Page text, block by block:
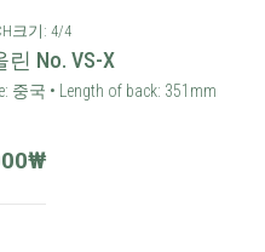
크기: 4/4
No. VS-X
중국 • Length of back: 351mm
₩